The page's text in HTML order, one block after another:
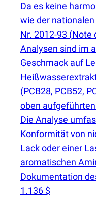
Da es keine
wie der
Nr. 2012-93 (Note
Analysen sind im
Geschmack auf
(PCB28, PCB52,
oben
Die Analyse
Konformität von
Lack oder einer
aromatischen
Dokumentation
1.136 $